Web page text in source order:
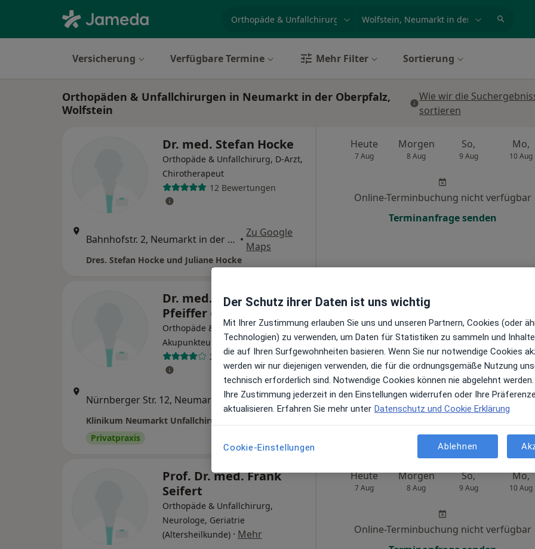
Versicherung Verfügbare Termine Mehr Filter Sortierung
Orthopäden & Unfallchirurgen in Neumarkt in der Oberpfalz,
Wolfstein
Wie wir die
sortieren
Dr. med. Stefan Hocke
Orthopäde & Unfallchirurg, D-Arzt,
Chirotherapeut
12 Bewertungen
Bahnhofstr. 2, Neumarkt in der Oberpfalz •
Zu Google
Maps
Dres. Stefan Hocke und Juliane Hocke
Heute
7 Aug
Morgen
8 Aug
So,
9 Aug
Mo,
10 Aug
Online-Terminbuchung nicht verfügbar
Terminanfrage senden
Dr. med. Markus
Pfeiffer
Orthopäde & Unfallchirurg,
Akupunkteur, Orthopäde
27 Bewertungen
Nürnberger Str. 12, Neumarkt in der Oberpfalz •
Zu Google
Maps
Klinikum Neumarkt Unfallchirurgische Klinik
Privatpraxis
Heute Morgen
8 Aug
Online-Terminbuchung nicht verfügbar
Terminanfrage senden
Prof. Dr. med. Frank
Seifert
Orthopäde & Unfallchirurg,
Neurologe, Geriatrie
(Altersheilkunde) · Mehr
Heute
7 Aug
Morgen
8 Aug
So,
9 Aug
Mo,
10 Aug
Online-Terminbuchung nicht verfügbar
Der Schutz ihrer Daten ist uns wichtig
Mit Ihrer Zustimmung erlauben Sie uns und unseren Partnern, Cookies (oder
Technologien) zu verwenden, um Daten für Statistiken zu sammeln und
die auf Ihren Surfgewohnheiten basieren. Wenn Sie nur notwendige Cookies
werden wir nur diejenigen verwenden, die für die ordnungsgemäße Nutzung
technisch erforderlich sind. Notwendige Cookies können nie abgelehnt werden.
Ihre Zustimmung jederzeit in den Einstellungen widerrufen oder Ihre
aktualisieren. Erfahren Sie mehr unter Datenschutz und Cookie Erklärung
Cookie-Einstellungen Ablehnen